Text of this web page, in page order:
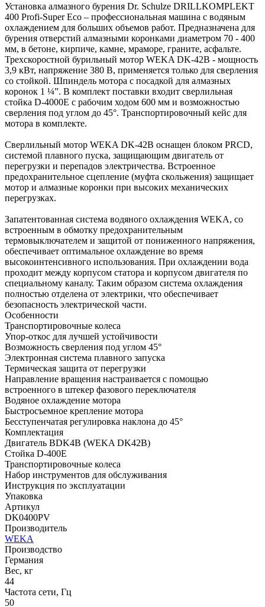
Установка алмазного бурения Dr. Schulze DRILLKOMPLEKT
400 Profi-Super Eco – профессиональная машина с водяным
охлаждением для больших объемов работ. Предназначена для
бурения отверстий алмазными коронками диаметром 70 - 400
мм, в бетоне, кирпиче, камне, мраморе, граните, асфальте.
Трехскоростной бурильный мотор WEKA DK-42B - мощность
3,9 кВт, напряжение 380 В, применяется только для сверления
со стойкой. Шпиндель мотора с посадкой для алмазных
коронок 1 ¼”. В комплект поставки входит cверлильная
стойка D-4000E с рабочим ходом 600 мм и возможностью
сверления под углом до 45°. Транспортировочный кейс для
мотора в комплекте.
Сверлильный мотор WEKA DK-42B оснащен блоком PRCD,
системой плавного пуска, защищающим двигатель от
перегрузки и перепадов электричества. Встроенное
предохранительное сцепление (муфта скольжения) защищает
мотор и алмазные коронки при высоких механических
перегрузках.
Запатентованная система водяного охлаждения WEKA, со
встроенным в обмотку предохранительным
термовыключателем и защитой от пониженного напряжения,
обеспечивает оптимальное охлаждение во время
высокоинтенсивного использования. При охлаждении вода
проходит между корпусом статора и корпусом двигателя по
специальному каналу. Таким образом система охлаждения
полностью отделена от электрики, что обеспечивает
безопасность электрической части.
Особенности
Транспортировочные колеса
Упор-откос для лучшей устойчивости
Возможность сверления под углом 45°
Электронная система плавного запуска
Термическая защита от перегрузки
Направление вращения настраивается с помощью
встроенного в штекер фазового переключателя
Водяное охлаждение мотора
Быстросъемное крепление мотора
Бесступенчатая регулировка наклона до 45°
Комплектация
Двигатель BDK4B (WEKA DK42B)
Стойка D-400E
Транспортировочные колеса
Набор инструментов для обслуживания
Инструкция по эксплуатации
Упаковка
Артикул
DK0400PV
Производитель
WEKA
Производство
Германия
Вес, кг
44
Частота сети, Гц
50